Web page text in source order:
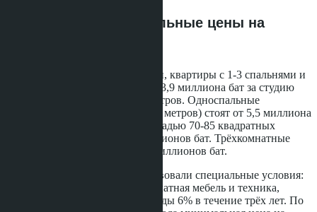
Типы квартир и актуальные цены на
В продаже представлены студии, квартиры с 1-3 спальнями и
пентхаусы. Начальная цена - от 3,9 миллиона бат за студию
площадью 28-35 квадратных метров. Односпальные
апартаменты (45-55 квадратных метров) стоят от 5,5 миллиона
бат. Двухспальные юниты площадью 70-85 квадратных
метров оцениваются от 12 миллионов бат. Трёхкомнатные
квартиры и пентхаусы - от 20 миллионов бат.
До конца июня 2025 года действовали специальные условия:
скидка до 1 миллиона бат, бесплатная мебель и техника,
гарантированный доход от аренды 6% в течение трёх лет. По